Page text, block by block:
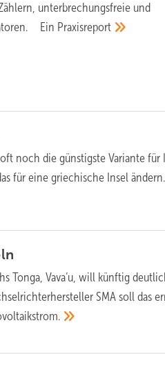
unterbrechungsfreie und
Ein Praxisreport
noch die günstigste Variante für
für eine griechische Insel
Tonga, Vava’u, will künftig
SMA soll das